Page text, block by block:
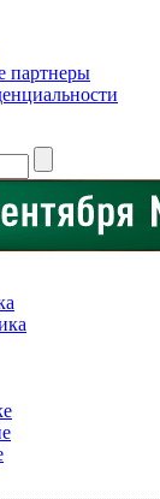
партнеры